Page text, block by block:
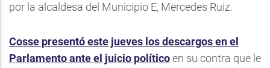
por la alcaldesa del Municipio E, Mercedes Ruiz.
Cosse presentó este jueves los descargos en el
Parlamento ante el juicio políticoen su contra que le